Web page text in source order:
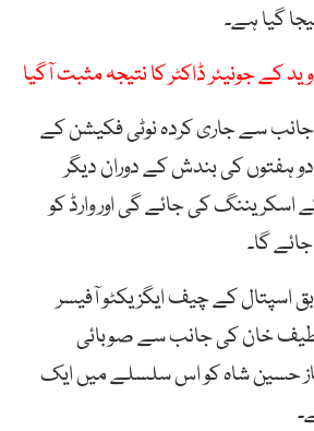
گیا ہے۔
کے جونیئر ڈاکٹر کا نتیجہ مثبت آگیا
سے جاری کردہ نوٹی فکیشن کے
ہفتوں کی بندش کے دوران دیگر
اسکریننگ کی جائے گی اور وارڈ کو
گا۔
اسپتال کے چیف ایگزیکٹو آفیسر
خان کی جانب سے صوبائی
حسین شاہ کو اس سلسلے میں ایک